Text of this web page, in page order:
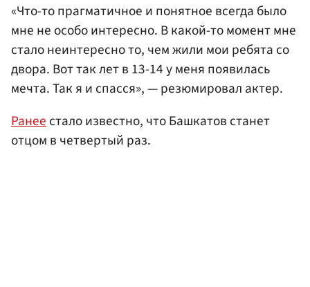
«Что-то прагматичное и понятное всегда было
мне не особо интересно. В какой-то момент мне
стало неинтересно то, чем жили мои ребята со
двора. Вот так лет в 13-14 у меня появилась
мечта. Так я и спасся», — резюмировал актер.
Ранеестало известно, что Башкатов станет
отцом в четвертый раз.